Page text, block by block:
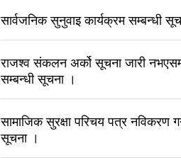
सार्वजनिक सुनुवाइ कार्यक्रम सम्बन्धी
राजश्व संकलन अर्को सूचना जारी
सम्बन्धी सूचना ।
सामाजिक सुरक्षा परिचय पत्र नविकरण
सूचना ।